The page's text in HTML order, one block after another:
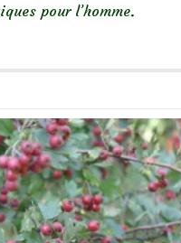
pour l’homme.